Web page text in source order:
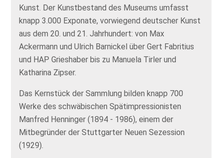
Kunst. Der Kunstbestand des Museums umfasst
knapp 3.000 Exponate, vorwiegend deutscher Kunst
aus dem 20. und 21. Jahrhundert: von Max
Ackermann und Ulrich Barnickel über Gert Fabritius
und HAP Grieshaber bis zu Manuela Tirler und
Katharina Zipser.
Das Kernstück der Sammlung bilden knapp 700
Werke des schwäbischen Spätimpressionisten
Manfred Henninger (1894 - 1986), einem der
Mitbegründer der Stuttgarter Neuen Sezession
(1929).